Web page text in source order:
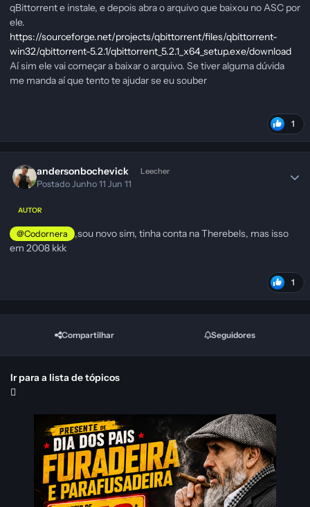
qBittorrent e instale, e depois abra o arquivo que baixou no ASC por
ele.
https://sourceforge.net/projects/qbittorrent/files/qbittorrent-
win32/qbittorrent-5.2.1/qbittorrent_5.2.1_x64_setup.exe/download
Aí sim ele vai começar a baixar o arquivo. Se tiver alguma dúvida
me manda aí que tento te ajudar se eu souber
1
andersonbochevick Leecher
Postado Junho 11 Jun 11
AUTOR
@Codornera
,sou novo sim, tinha conta na Therebels, mas isso
em 2008 kkk
1
Compartilhar Seguidores
Ir para a lista de tópicos